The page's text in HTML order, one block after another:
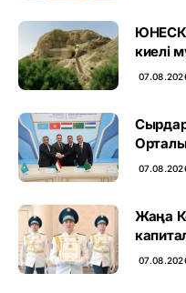
киелі
кезеңі
Жаңа
негіз